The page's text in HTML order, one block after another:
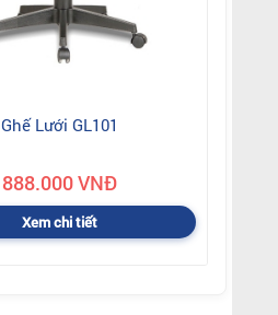
Ghế Lưới GL101
888.000 VNĐ
Xem chi tiết